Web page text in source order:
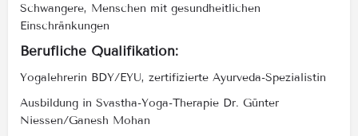
Schwangere, Menschen mit gesundheitlichen
Einschränkungen
Berufliche Qualifikation:
Yogalehrerin BDY/EYU, zertifizierte Ayurveda-Spezialistin
Ausbildung in Svastha-Yoga-Therapie Dr. Günter
Niessen/Ganesh Mohan